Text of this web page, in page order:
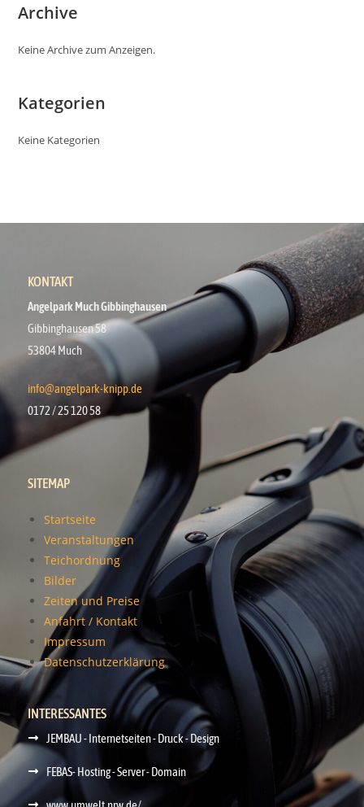
Archive
Keine Archive zum Anzeigen.
Kategorien
Keine Kategorien
KONTAKT
Angelpark Much Gibbinghausen
Gibbinghausen 58
53804 Much
info@angelpark-knipp.de
0172 / 25 120 58
SITEMAP
Startseite
Veranstaltungen
Teichordnung
Bilder
Zeiten und Preise
Anfahrt / Kontakt
Impressum
Datenschutzerklärung
INTERESSANTES
JEMBAU - Internetseiten - Druck - Design
FEBAS- Hosting - Server - Domain